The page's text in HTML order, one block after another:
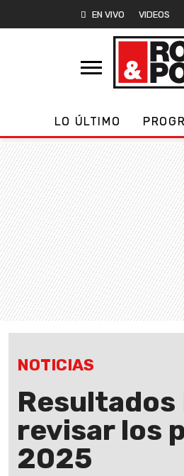
EN VIVO VIDEOS
LO ÚLTIMO
NOTICIAS
Resultados
revisar los
2025